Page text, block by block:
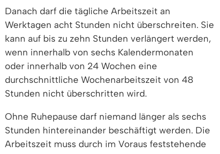
Danach darf die tägliche Arbeitszeit an
Werktagen acht Stunden nicht überschreiten. Sie
kann auf bis zu zehn Stunden verlängert werden,
wenn innerhalb von sechs Kalendermonaten
oder innerhalb von 24 Wochen eine
durchschnittliche Wochenarbeitszeit von 48
Stunden nicht überschritten wird.
Ohne Ruhepause darf niemand länger als sechs
Stunden hintereinander beschäftigt werden. Die
Arbeitszeit muss durch im Voraus feststehende